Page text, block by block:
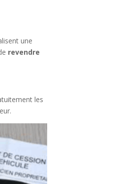
une
revendre
les